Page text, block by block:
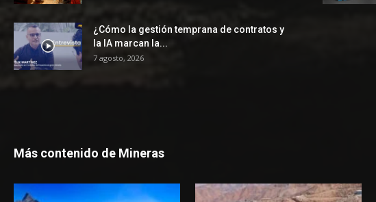
¿Cómo la gestión temprana de contratos y
la IA marcan la...
7 agosto, 2026
Más contenido de Mineras